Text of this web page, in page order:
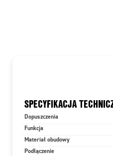
SPECYFIKACJA
Dopuszczenia
Funkcja
Materiał obudowy
Podłączenie